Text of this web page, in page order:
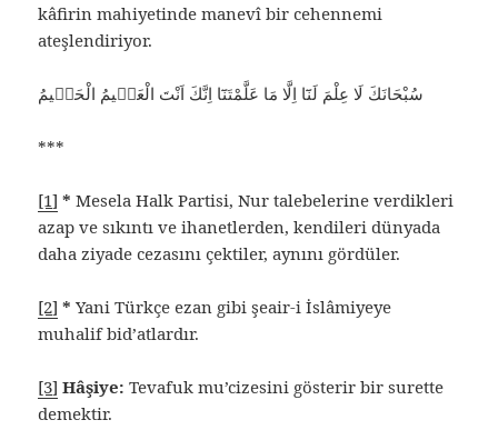
kâfirin mahiyetinde manevî bir cehennemi
ateşlendiriyor.
سُبْحَانَكَ لَا عِلْمَ لَنَٓا اِلَّا مَا عَلَّمْتَنَٓا اِنَّكَ اَنْتَ الْعَلٖيمُ الْحَكٖيمُ
***
[1] * Mesela Halk Partisi, Nur talebelerine verdikleri
azap ve sıkıntı ve ihanetlerden, kendileri dünyada
daha ziyade cezasını çektiler, aynını gördüler.
[2] * Yani Türkçe ezan gibi şeair-i İslâmiyeye
muhalif bid’atlardır.
[3] Hâşiye: Tevafuk mu’cizesini gösterir bir surette
demektir.